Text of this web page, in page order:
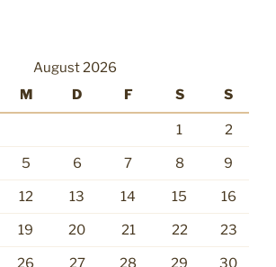
August 2026
M D F S S
1 2
5 6 7 8 9
12 13 14 15 16
19 20 21 22 23
26 27 28 29 30